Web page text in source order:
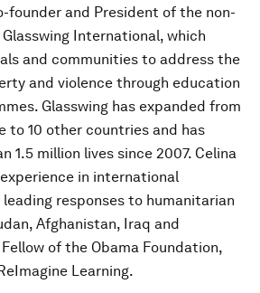
founder and President of the non-
International, which
and communities to address the
and violence through education
Glasswing has expanded from
to 10 other countries and has
1.5 million lives since 2007. Celina
in international
responses to humanitarian
Afghanistan, Iraq and
of the Obama Foundation,
Learning.